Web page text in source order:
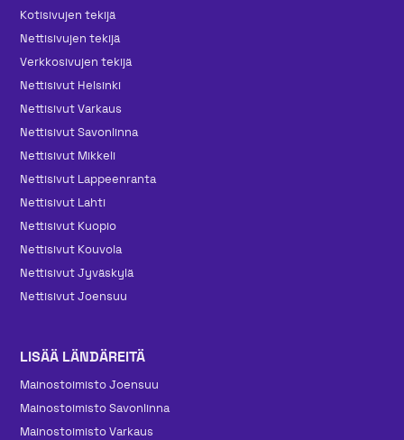
Kotisivujen tekijä
Nettisivujen tekijä
Verkkosivujen tekijä
Nettisivut Helsinki
Nettisivut Varkaus
Nettisivut Savonlinna
Nettisivut Mikkeli
Nettisivut Lappeenranta
Nettisivut Lahti
Nettisivut Kuopio
Nettisivut Kouvola
Nettisivut Jyväskylä
Nettisivut Joensuu
LISÄÄ LÄNDÄREITÄ
Mainos­toimisto Joensuu
Mainos­toimisto Savonlinna
Mainos­toimisto Varkaus